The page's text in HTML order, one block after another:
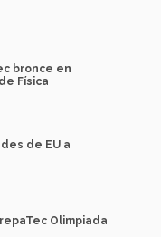
bronce en
Física
de EU a
Olimpiada